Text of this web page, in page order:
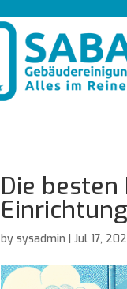
Die
by sysadmin | Jul 17,